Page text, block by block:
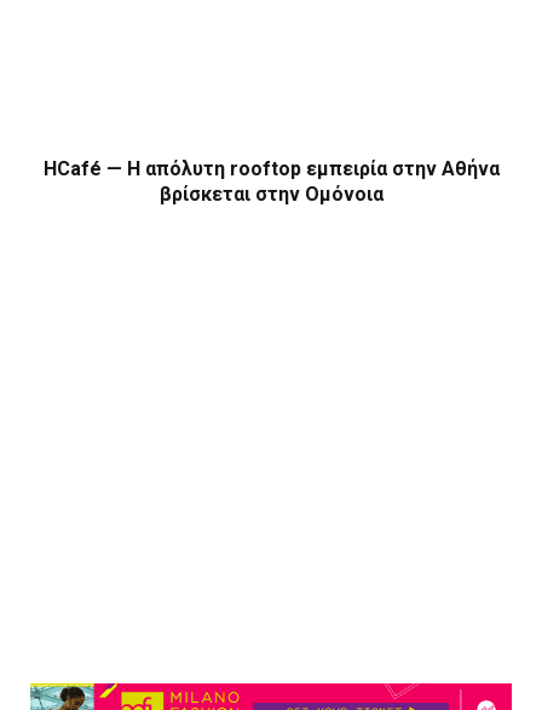
HCafé — Η απόλυτη rooftop εμπειρία στην Αθήνα
βρίσκεται στην Ομόνοια